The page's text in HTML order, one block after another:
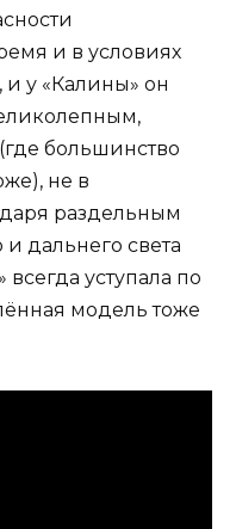
и в условиях
у «Калины» он
большинство
не в
раздельным
дальнего света
уступала по
модель тоже